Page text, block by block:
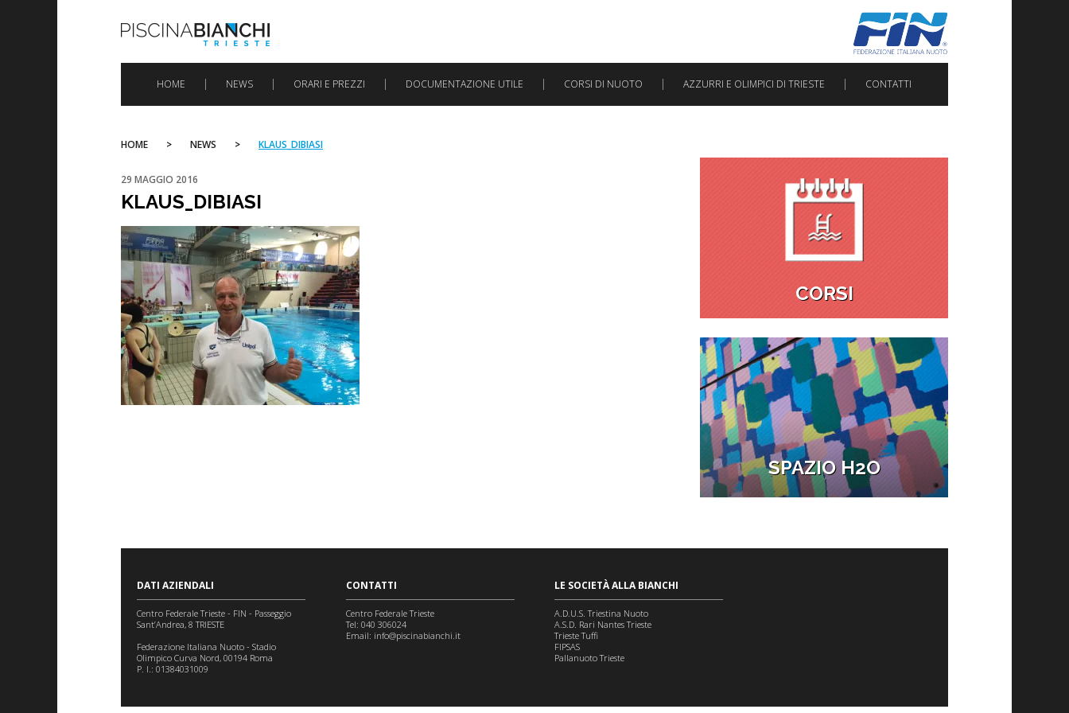
to
HOME NEWS ORARI E PREZZI DOCUMENTAZIONE UTILE CORSI DI NUOTO AZZURRI E OLIMPICI DI TRIESTE CONTATTI
HOME > NEWS > KLAUS_DIBIASI
29 MAGGIO 2016
KLAUS_DIBIASI
CORSI
SPAZIO H2O
DATI AZIENDALI
Centro Federale Trieste - FIN - Passeggio
Sant’Andrea, 8 TRIESTE
Federazione Italiana Nuoto - Stadio
Olimpico Curva Nord, 00194 Roma
P. I.: 01384031009
CONTATTI
Centro Federale Trieste
Tel: 040 306024
Email: info@piscinabianchi.it
LE SOCIETÀ ALLA BIANCHI
A.D.U.S. Triestina Nuoto
A.S.D. Rari Nantes Trieste
Trieste Tuffi
FIPSAS
Pallanuoto Trieste